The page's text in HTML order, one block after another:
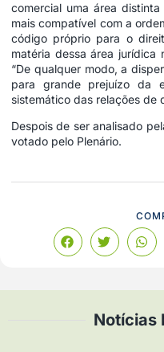
comercial uma área
mais compatível com a
código próprio para o
matéria dessa área jurídica
“De qualquer modo, a
para grande prejuízo da
sistemático das relações de
Despois de ser analisado
votado pelo Plenário.
Notícias